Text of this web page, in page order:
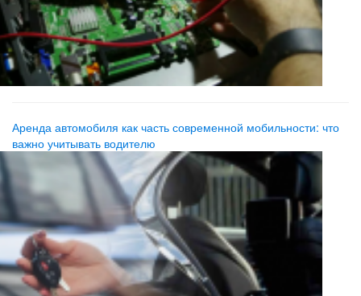
Аренда автомобиля как часть современной мобильности: что
важно учитывать водителю